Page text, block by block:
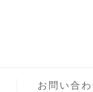
お問い合